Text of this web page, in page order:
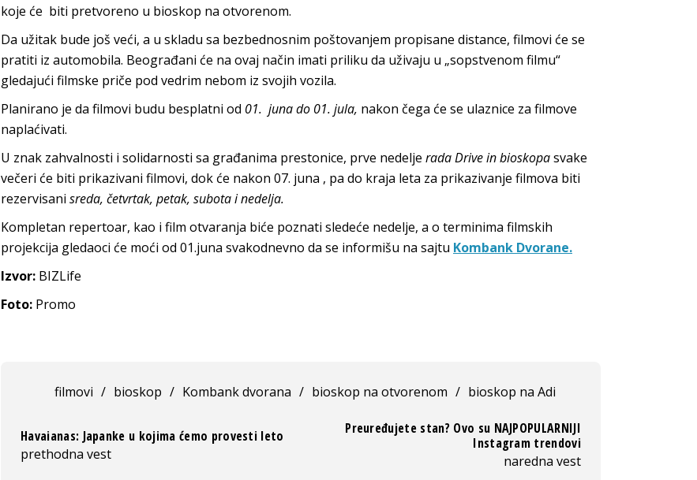
koje će biti pretvoreno u bioskop na otvorenom.
Da užitak bude još veći, a u skladu sa bezbednosnim poštovanjem propisane distance, filmovi će se
pratiti iz automobila. Beograđani će na ovaj način imati priliku da uživaju u „sopstvenom filmu“
gledajući filmske priče pod vedrim nebom iz svojih vozila.
Planirano je da filmovi budu besplatni od 01. juna do 01. jula, nakon čega će se ulaznice za filmove
naplaćivati.
U znak zahvalnosti i solidarnosti sa građanima prestonice, prve nedelje rada Drive in bioskopasvake
večeri će biti prikazivani filmovi, dok će nakon 07. juna , pa do kraja leta za prikazivanje filmova biti
rezervisani sreda, četvrtak, petak, subota i nedelja.
Kompletan repertoar, kao i film otvaranja biće poznati sledeće nedelje, a o terminima filmskih
projekcija gledaoci će moći od 01.juna svakodnevno da se informišu na sajtu Kombank Dvorane.
Izvor: BIZLife
Foto: Promo
filmovi / bioskop / Kombank dvorana / bioskop na otvorenom / bioskop na Adi
Havaianas: Japanke u kojima ćemo provesti leto
prethodna vest
Preuređujete stan? Ovo su NAJPOPULARNIJI
Instagram trendovi
naredna vest